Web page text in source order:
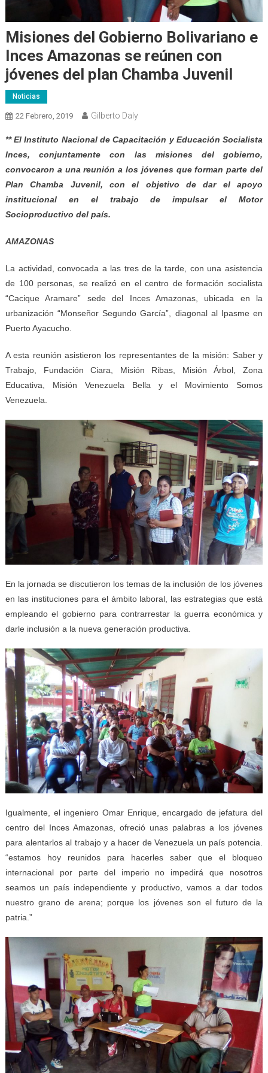
Misiones del Gobierno Bolivariano e
Inces Amazonas se reúnen con
jóvenes del plan Chamba Juvenil
Noticias
22 Febrero, 2019 Gilberto Daly
** El Instituto Nacional de Capacitación y Educación Socialista
Inces, conjuntamente con las misiones del gobierno,
convocaron a una reunión a los jóvenes que forman parte del
Plan Chamba Juvenil, con el objetivo de dar el apoyo
institucional en el trabajo de impulsar el Motor
Socioproductivo del país.
AMAZONAS
La actividad, convocada a las tres de la tarde, con una asistencia
de 100 personas, se realizó en el centro de formación socialista
“Cacique Aramare” sede del Inces Amazonas, ubicada en la
urbanización “Monseñor Segundo García”, diagonal al Ipasme en
Puerto Ayacucho.
A esta reunión asistieron los representantes de la misión: Saber y
Trabajo, Fundación Ciara, Misión Ribas, Misión Árbol, Zona
Educativa, Misión Venezuela Bella y el Movimiento Somos
Venezuela.
En la jornada se discutieron los temas de la inclusión de los jóvenes
en las instituciones para el ámbito laboral, las estrategias que está
empleando el gobierno para contrarrestar la guerra económica y
darle inclusión a la nueva generación productiva.
Igualmente, el ingeniero Omar Enrique, encargado de jefatura del
centro del Inces Amazonas, ofreció unas palabras a los jóvenes
para alentarlos al trabajo y a hacer de Venezuela un país potencia.
“estamos hoy reunidos para hacerles saber que el bloqueo
internacional por parte del imperio no impedirá que nosotros
seamos un país independiente y productivo, vamos a dar todos
nuestro grano de arena; porque los jóvenes son el futuro de la
patria.”